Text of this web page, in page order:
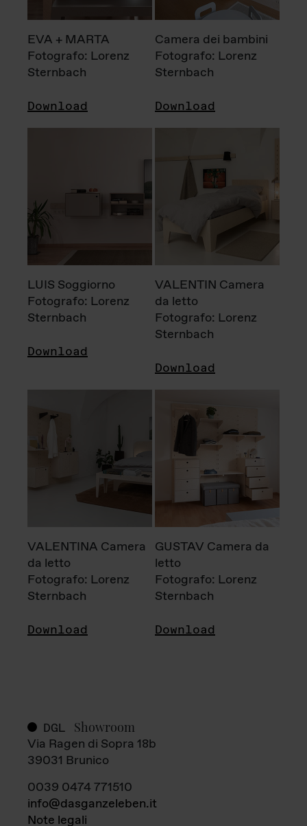
EVA + MARTA
Fotografo: Lorenz
Sternbach
Download
Camera dei bambini
Fotografo: Lorenz
Sternbach
Download
LUIS Soggiorno
Fotografo: Lorenz
Sternbach
Download
VALENTIN Camera
da letto
Fotografo: Lorenz
Sternbach
Download
VALENTINA Camera
da letto
Fotografo: Lorenz
Sternbach
Download
GUSTAV Camera da
letto
Fotografo: Lorenz
Sternbach
Download
DGL Showroom
Via Ragen di Sopra 18b
39031 Brunico
0039 0474 771510
info@dasganzeleben.it
Note legali